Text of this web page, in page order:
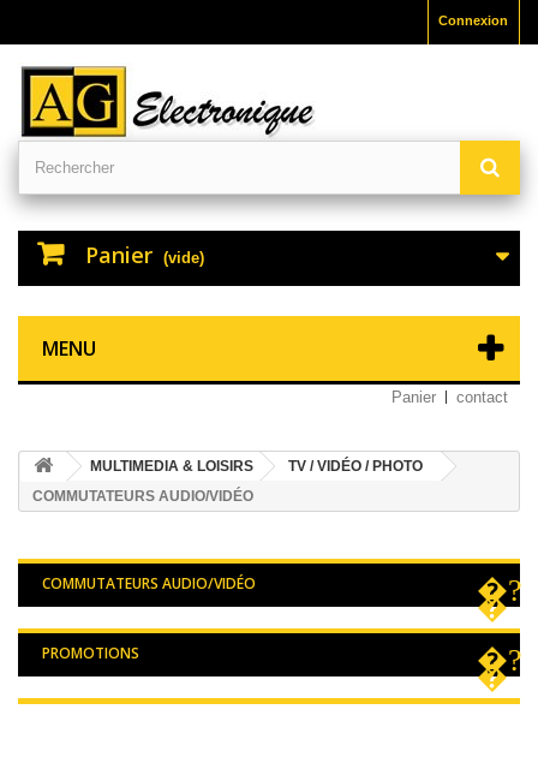
Connexion
Panier (vide)
MENU
Panier contact
MULTIMEDIA & LOISIRS
TV / VIDÉO / PHOTO
COMMUTATEURS AUDIO/VIDÉO
COMMUTATEURS AUDIO/VIDÉO
PROMOTIONS